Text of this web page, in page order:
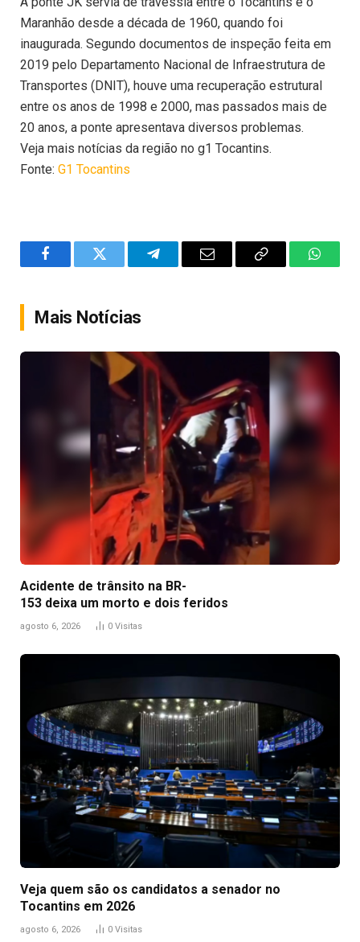
Maranhão desde a década de 1960, quando foi
inaugurada. Segundo documentos de inspeção feita em
2019 pelo Departamento Nacional de Infraestrutura de
Transportes (DNIT), houve uma recuperação estrutural
entre os anos de 1998 e 2000, mas passados mais de
20 anos, a ponte apresentava diversos problemas.
Veja mais notícias da região no g1 Tocantins.
Fonte: G1 Tocantins
FacebookTwitter TelegramEmail
Copy
Mais Notícias
Acidente de trânsito na BR-
153 deixa um morto e dois feridos
agosto 6, 2026 0 Visitas
Veja quem são os candidatos a senador no
Tocantins em 2026
agosto 6, 2026 0 Visitas